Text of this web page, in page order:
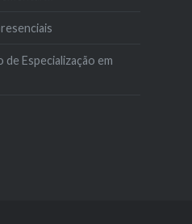
de Especialização em